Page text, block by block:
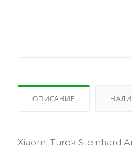
ОПИСАНИЕ
Xiaomi Turok Steinhard